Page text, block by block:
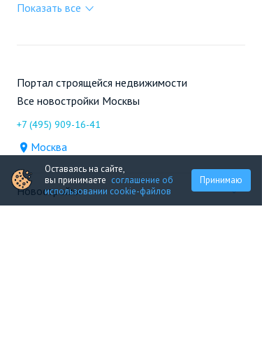
Оставаясь на сайте,
вы принимаете соглашение об
использовании cookie-файлов
Принимаю
Показать все
Портал строящейся недвижимости
Все новостройки Москвы
+7 (495) 909-16-41
Москва
Новостройки